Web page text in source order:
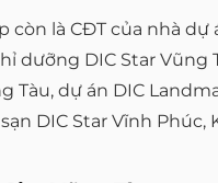
còn là CĐT của nhà dự
dưỡng DIC Star Vũng
Tàu, dự án DIC
DIC Star Vĩnh Phúc,